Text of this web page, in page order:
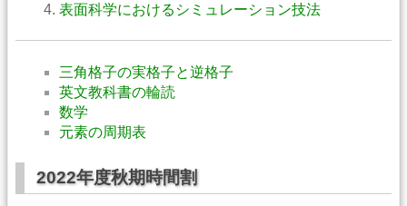
表面科学におけるシミュレーション技法
三角格子の実格子と逆格子
英文教科書の輪読
数学
元素の周期表
2022年度秋期時間割